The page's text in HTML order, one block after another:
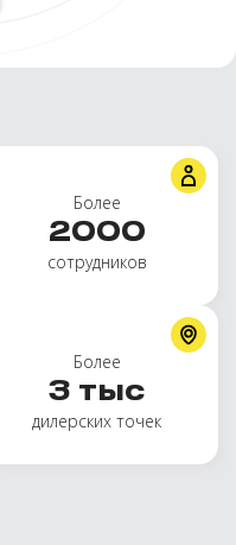
Более
2000
сотрудников
Более
3 тыс
дилерских точек